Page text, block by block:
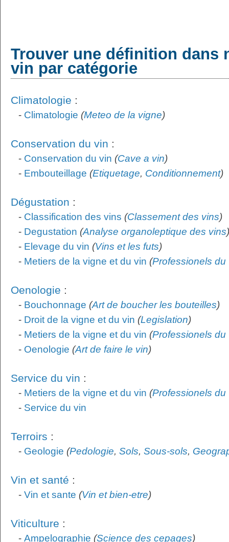
Trouver une définition dans
vin par catégorie
Climatologie :
- Climatologie (Meteo de la vigne)
Conservation du vin :
- Conservation du vin (Cave a vin)
- Embouteillage (Etiquetage, Conditionnement)
Dégustation :
- Classification des vins (Classement des vins)
- Degustation (Analyse organoleptique des vins)
- Elevage du vin (Vins et les futs)
- Metiers de la vigne et du vin (Professionels du
Oenologie :
- Bouchonnage (Art de boucher les bouteilles)
- Droit de la vigne et du vin (Legislation)
- Metiers de la vigne et du vin (Professionels du
- Oenologie (Art de faire le vin)
Service du vin :
- Metiers de la vigne et du vin (Professionels du
- Service du vin
Terroirs :
- Geologie (Pedologie, Sols, Sous-sols,
Vin et santé :
- Vin et sante (Vin et bien-etre)
Viticulture :
- Ampelographie (Science des cepages)